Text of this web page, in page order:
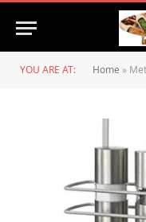
YOU ARE AT: Home »